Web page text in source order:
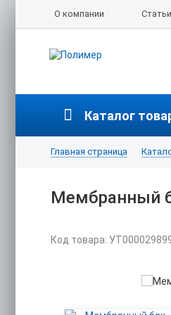
О компании Статьи
Каталог
Главная страница
Мембранный
Код товара: